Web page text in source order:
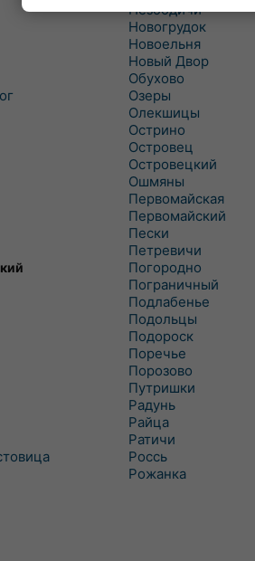
Незбодичи
Новогрудок
Новоельня
Новый Двор
Обухово
Озеры
Олекшицы
Острино
Островец
Островецкий
Ошмяны
Первомайская
Первомайский
Пески
Петревичи
Погородно
Пограничный
Подлабенье
Подольцы
Подороск
Поречье
Порозово
Путришки
Радунь
Райца
Ратичи
Роcсь
Рожанка